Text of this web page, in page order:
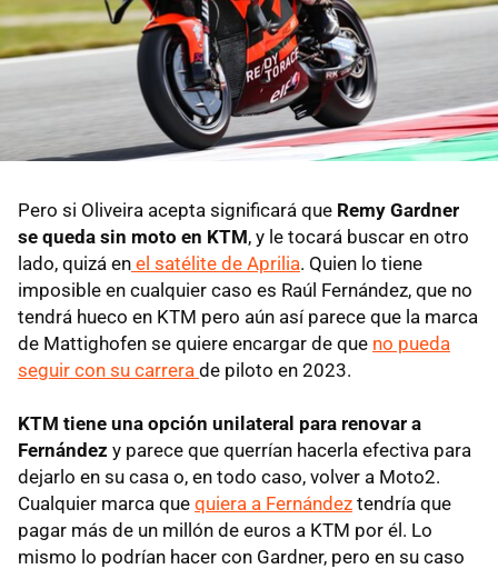
Pero si Oliveira acepta significará que Remy Gardner
se queda sin moto en KTM, y le tocará buscar en otro
lado, quizá en el satélite de Aprilia. Quien lo tiene
imposible en cualquier caso es Raúl Fernández, que no
tendrá hueco en KTM pero aún así parece que la marca
de Mattighofen se quiere encargar de que no pueda
seguir con su carrera de piloto en 2023.
KTM tiene una opción unilateral para renovar a
Fernández y parece que querrían hacerla efectiva para
dejarlo en su casa o, en todo caso, volver a Moto2.
Cualquier marca que quiera a Fernández tendría que
pagar más de un millón de euros a KTM por él. Lo
mismo lo podrían hacer con Gardner, pero en su caso